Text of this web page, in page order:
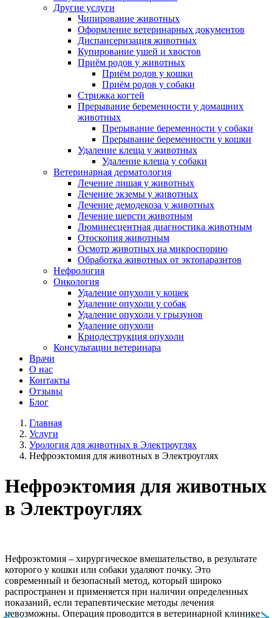
Другие услуги
Чипирование животных
Оформление ветеринарных документов
Диспансеризация животных
Купирование ушей и хвостов
Приём родов у животных
Приём родов у кошки
Приём родов у собаки
Стрижка когтей
Прерывание беременности у домашних
животных
Прерывание беременности у собаки
Прерывание беременности у кошки
Удаление клеща у животных
Удаление клеща у собаки
Ветеринарная дерматология
Лечение лишая у животных
Лечение экземы у животных
Лечение демодекоза у животных
Лечение шерсти животным
Люминесцентная диагностика животным
Отоскопия животным
Осмотр животных на микроспорию
Обработка животных от эктопаразитов
Нефрология
Онкология
Удаление опухоли у кошек
Удаление опухоли у собак
Удаление опухоли у грызунов
Удаление опухоли
Криодеструкция опухоли
Консультации ветеринара
Врачи
О нас
Контакты
Отзывы
Блог
Главная
Услуги
Урология для животных в Электроуглях
Нефроэктомия для животных в Электроуглях
Нефроэктомия для животных
в Электроуглях
Нефроэктомия – хирургическое вмешательство, в результате
которого у кошки или собаки удаляют почку. Это
современный и безопасный метод, который широко
распространен и применяется при наличии определенных
показаний, если терапевтические методы лечения
невозможны. Операция проводится в ветеринарной клинике